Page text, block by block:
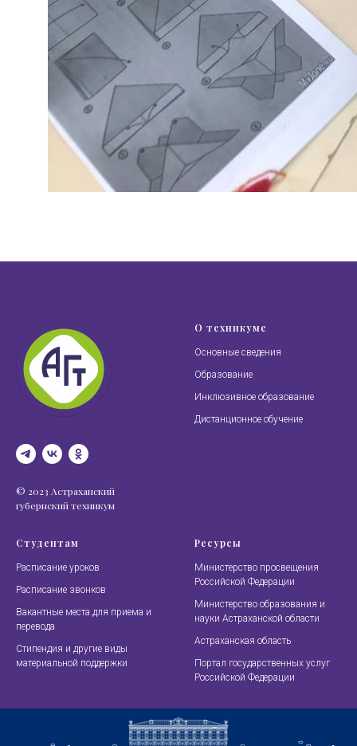
© 2023 Астраханский
губернский техникум
О техникуме
Основные сведения
Образование
Инклюзивное образование
Дистанционное обучение
Студентам
Расписание уроков
Расписание звонков
Вакантные места для приема и
перевода
Стипендия и другие виды
материальной поддержки
Ресурсы
Министерство просвещения
Российской Федерации
Министерство образования и
науки Астраханской области
Астраханская область
Портал государственных услуг
Российской Федерации